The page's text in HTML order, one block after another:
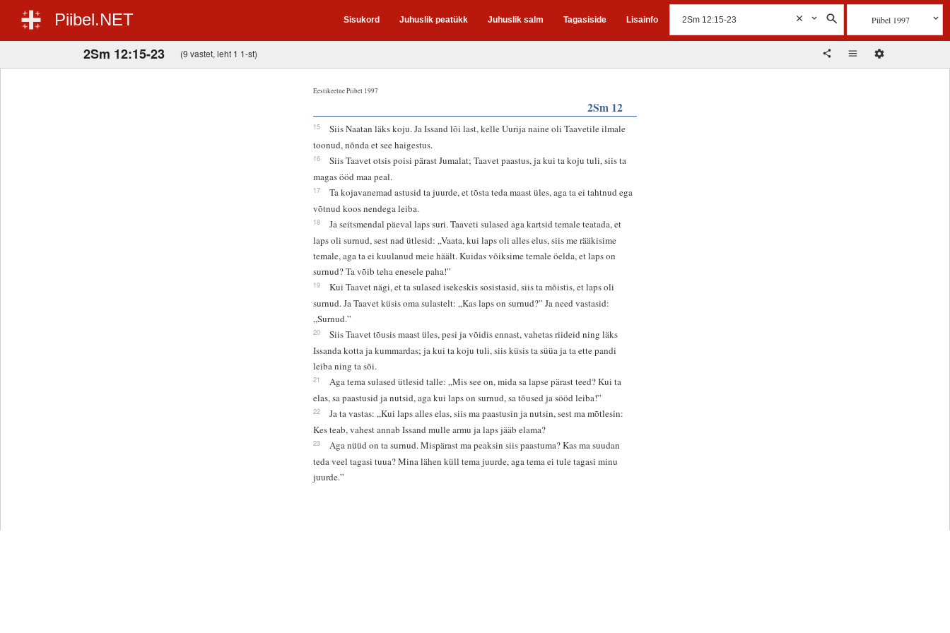
Piibel.NET Sisukord Juhuslik peatükk Juhuslik salm Tagasiside Lisainfo Piibel 1997
2Sm 12:15-23 (9 vastet, leht 1 1-st)
Eestikeelne Piibel 1997
2Sm 12
15
Siis Naatan läks koju. Ja Issand lõi last, kelle Uurija naine oli Taavetile ilmale
toonud, nõnda et see haigestus.
16
Siis Taavet otsis poisi pärast Jumalat; Taavet paastus, ja kui ta koju tuli, siis ta
magas ööd maa peal.
17
Ta kojavanemad astusid ta juurde, et tõsta teda maast üles, aga ta ei tahtnud ega
võtnud koos nendega leiba.
18
Ja seitsmendal päeval laps suri. Taaveti sulased aga kartsid temale teatada, et
laps oli surnud, sest nad ütlesid: „Vaata, kui laps oli alles elus, siis me rääkisime
temale, aga ta ei kuulanud meie häält. Kuidas võiksime temale öelda, et laps on
surnud? Ta võib teha enesele paha!”
19
Kui Taavet nägi, et ta sulased isekeskis sosistasid, siis ta mõistis, et laps oli
surnud. Ja Taavet küsis oma sulastelt: „Kas laps on surnud?” Ja need vastasid:
„Surnud.”
20
Siis Taavet tõusis maast üles, pesi ja võidis ennast, vahetas riideid ning läks
Issanda kotta ja kummardas; ja kui ta koju tuli, siis küsis ta süüa ja ta ette pandi
leiba ning ta sõi.
21
Aga tema sulased ütlesid talle: „Mis see on, mida sa lapse pärast teed? Kui ta
elas, sa paastusid ja nutsid, aga kui laps on surnud, sa tõused ja sööd leiba!”
22
Ja ta vastas: „Kui laps alles elas, siis ma paastusin ja nutsin, sest ma mõtlesin:
Kes teab, vahest annab Issand mulle armu ja laps jääb elama?
23
Aga nüüd on ta surnud. Mispärast ma peaksin siis paastuma? Kas ma suudan
teda veel tagasi tuua? Mina lähen küll tema juurde, aga tema ei tule tagasi minu
juurde.”